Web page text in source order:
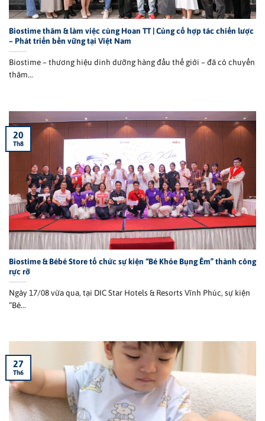
Biostime thăm & làm việc cùng Hoan TT | Củng cố hợp tác chiến lược
– Phát triển bền vững tại Việt Nam
Biostime – thương hiệu dinh dưỡng hàng đầu thế giới – đã có chuyến
thăm...
Biostime & Bébé Store tổ chức sự kiện “Bé Khỏe Bụng Êm” thành công
rực rỡ
Ngày 17/08 vừa qua, tại DIC Star Hotels & Resorts Vĩnh Phúc, sự kiện
“Bé...
20
Th8
27
Th6